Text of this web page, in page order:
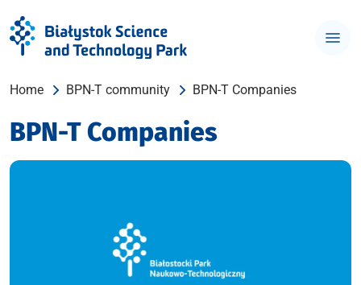
Home BPN-T community BPN-T Companies
BPN-T Companies